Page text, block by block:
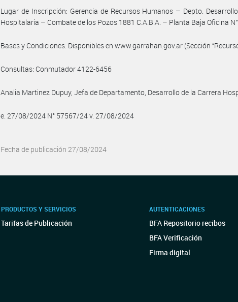
Lugar de Inscripción: Gerencia de Recursos Humanos – Depto.
Hospitalaria – Combate de los Pozos 1881 C.A.B.A. – Planta Baja Oficina
Bases y Condiciones: Disponibles en www.garrahan.gov.ar (Sección
Consultas: Conmutador 4122-6456
Analia Martinez Dupuy, Jefa de Departamento, Desarrollo de la Carrera
e. 27/08/2024 N° 57567/24 v. 27/08/2024
Fecha de publicación 27/08/2024
PRODUCTOS Y SERVICIOS
Tarifas de Publicación
AUTENTICACIONES
BFA Repositorio recibos
BFA Verificación
Firma digital